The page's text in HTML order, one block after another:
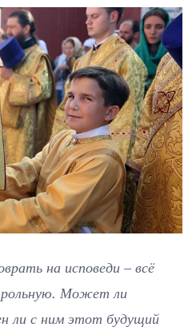
на исповеди – всё
Может ли
ли с ним этот будущий